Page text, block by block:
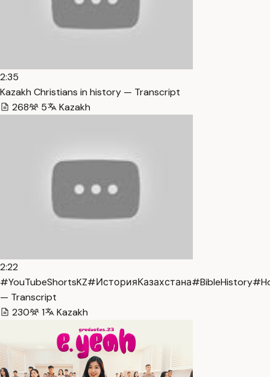
2:35
Kazakh Christians in history — Transcript
268
5 Kazakh
2:22
— Transcript
230
1 Kazakh